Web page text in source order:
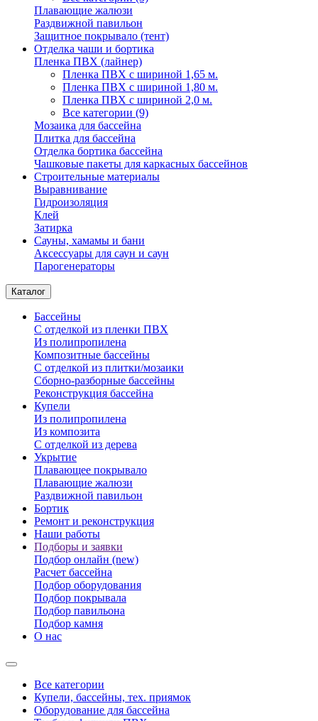
Плавающие жалюзи
Раздвижной павильон
Защитное покрывало (тент)
Отделка чаши и бортика
Пленка ПВХ (лайнер)
Пленка ПВХ с шириной 1,65 м.
Пленка ПВХ с шириной 1,80 м.
Пленка ПВХ с шириной 2,0 м.
Все категории (9)
Мозаика для бассейна
Плитка для бассейна
Отделка бортика бассейна
Чашковые пакеты для каркасных бассейнов
Строительные материалы
Выравнивание
Гидроизоляция
Клей
Затирка
Сауны, хамамы и бани
Аксессуары для саун и саун
Парогенераторы
Каталог
Бассейны
С отделкой из пленки ПВХ
Из полипропилена
Композитные бассейны
С отделкой из плитки/мозаики
Сборно-разборные бассейны
Реконструкция бассейна
Купели
Из полипропилена
Из композита
С отделкой из дерева
Укрытие
Плавающее покрывало
Плавающие жалюзи
Раздвижной павильон
Бортик
Ремонт и реконструкция
Наши работы
Подборы и заявки
Подбор онлайн (new)
Расчет бассейна
Подбор оборудования
Подбор покрывала
Подбор павильона
Подбор камня
О нас
Все категории
Купели, бассейны, тех. приямок
Оборудование для бассейна